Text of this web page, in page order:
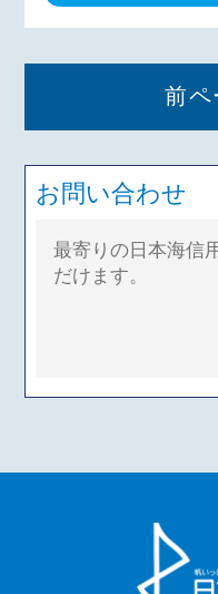
前ペ
お問い合わせ
最寄りの日本海信
だけます。